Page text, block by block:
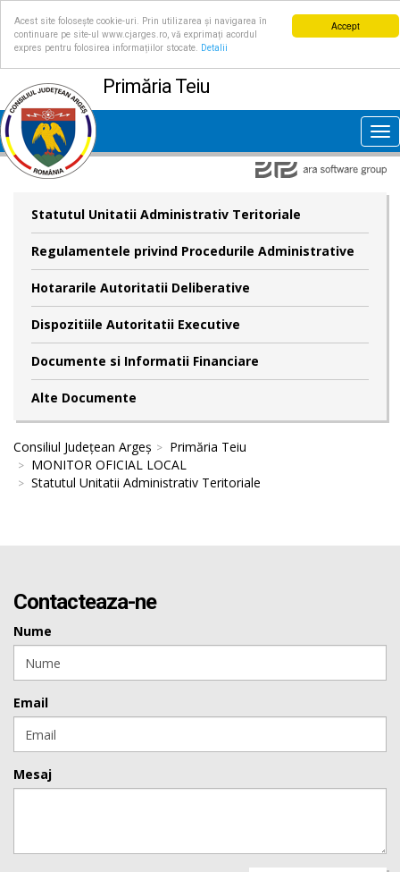
Accept
Acest site folosește cookie-uri. Prin utilizarea și navigarea în
continuare pe site-ul www.cjarges.ro, vă exprimați acordul
expres pentru folosirea informațiilor stocate.
Detalii
Primăria Teiu
Statutul Unitatii Administrativ Teritoriale
Regulamentele privind Procedurile Administrative
Hotararile Autoritatii Deliberative
Dispozitiile Autoritatii Executive
Documente si Informatii Financiare
Alte Documente
Consiliul Județean Argeș
Primăria Teiu
MONITOR OFICIAL LOCAL
Statutul Unitatii Administrativ Teritoriale
Contacteaza-ne
Nume
Email
Mesaj